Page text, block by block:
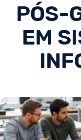
PÓS-
EM